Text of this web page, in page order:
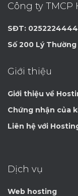
Công ty
SĐT: 0252224444
Số 200 Lý
Giới thiệu
Giới thiệu về
Chứng nhận của
Liên hệ với
Dịch vụ
Web hosting